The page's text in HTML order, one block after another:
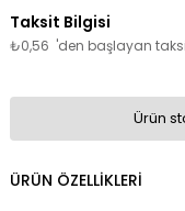
₺0,56 'den başlayan
Ürün
ÜRÜN ÖZELLIKLERI